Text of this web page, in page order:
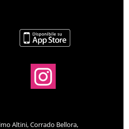
Altini, Corrado Bellora,